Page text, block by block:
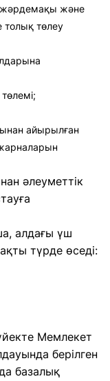
жәрдемақы және
толық төлеу
айырылған
әлеуметтік
алдағы үш
түрде өседі:
Мемлекет
берілген
базалық